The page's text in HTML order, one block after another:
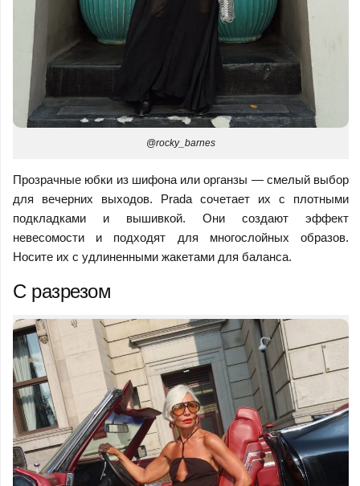
@rocky_barnes
Прозрачные юбки из шифона или органзы — смелый выбор
для вечерних выходов. Prada сочетает их с плотными
подкладками и вышивкой. Они создают эффект
невесомости и подходят для многослойных образов.
Носите их с удлиненными жакетами для баланса.
С разрезом